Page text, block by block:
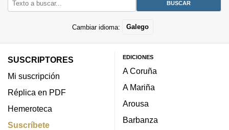
Cambiar idioma: Galego
SUSCRIPTORES
Mi suscripción
Réplica en PDF
Hemeroteca
Suscríbete
EDICIONES
A Coruña
A Mariña
Arousa
Barbanza